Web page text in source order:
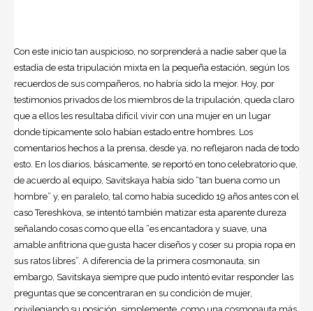
Con este inicio tan auspicioso, no sorprenderá a nadie saber que la
estadía de esta tripulación mixta en la pequeña estación, según los
recuerdos de sus compañeros, no habría sido la mejor. Hoy, por
testimonios privados de los miembros de la tripulación, queda claro
que a ellos les resultaba difícil vivir con una mujer en un lugar
donde típicamente solo habían estado entre hombres. Los
comentarios hechos a la prensa, desde ya, no reflejaron nada de todo
esto. En los diarios, básicamente, se reportó en tono celebratorio que,
de acuerdo al equipo, Savitskaya había sido “tan buena como un
hombre” y, en paralelo, tal como había sucedido 19 años antes con el
caso Tereshkova, se intentó también matizar esta aparente dureza
señalando cosas como que ella “es encantadora y suave, una
amable anfitriona que gusta hacer diseños y coser su propia ropa en
sus ratos libres”. A diferencia de la primera cosmonauta, sin
embargo, Savitskaya siempre que pudo intentó evitar responder las
preguntas que se concentraran en su condición de mujer,